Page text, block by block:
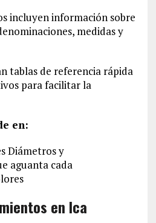
incluyen información sobre
medidas y
tablas de referencia rápida
para facilitar la
en:
Diámetros y
aguanta cada
en Ica